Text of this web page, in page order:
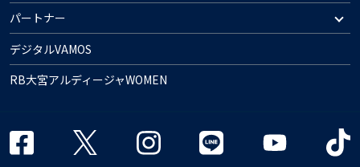
パートナー
デジタルVAMOS
RB大宮アルディージャWOMEN